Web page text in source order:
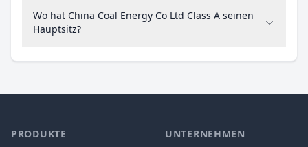
Wo hat China Coal Energy Co Ltd Class A seinen
Hauptsitz?
PRODUKTE UNTERNEHMEN